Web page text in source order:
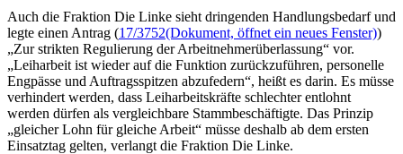
Auch die Fraktion Die Linke sieht dringenden Handlungsbedarf und
legte einen Antrag (17/3752(Dokument, öffnet ein neues Fenster))
„Zur strikten Regulierung der Arbeitnehmerüberlassung“ vor.
„Leiharbeit ist wieder auf die Funktion zurückzuführen, personelle
Engpässe und Auftragsspitzen abzufedern“, heißt es darin. Es müsse
verhindert werden, dass Leiharbeitskräfte schlechter entlohnt
werden dürfen als vergleichbare Stammbeschäftigte. Das Prinzip
„gleicher Lohn für gleiche Arbeit“ müsse deshalb ab dem ersten
Einsatztag gelten, verlangt die Fraktion Die Linke.